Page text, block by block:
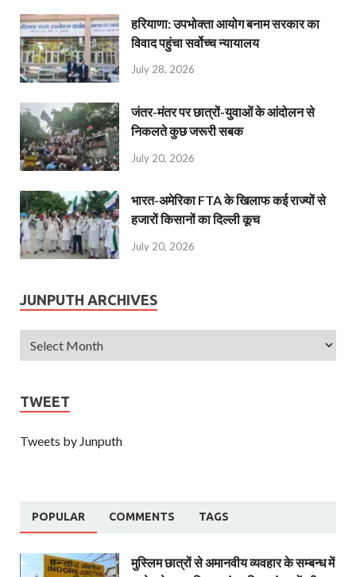
हरियाणा: उपभोक्ता आयोग बनाम सरकार का
विवाद पहुंचा सर्वोच्च न्यायालय
July 28, 2026
जंतर-मंतर पर छात्रों-युवाओं के आंदोलन से
निकलते कुछ जरूरी सबक
July 20, 2026
भारत-अमेरिका FTA के खिलाफ कई राज्यों से
हजारों किसानों का दिल्ली कूच
July 20, 2026
JUNPUTH ARCHIVES
TWEET
Tweets by Junputh
POPULAR COMMENTS TAGS
मुस्लिम छात्रों से अमानवीय व्यवहार के सम्बन्ध में